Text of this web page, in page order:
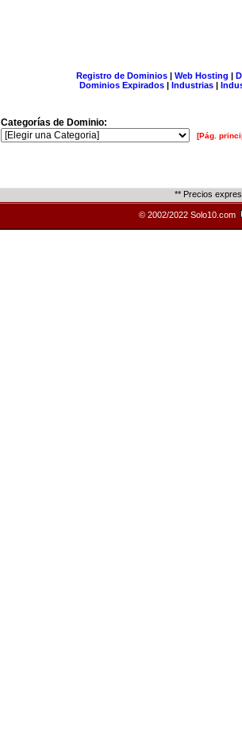
Registro de Dominios| Web Hosting |
Dominios Expirados | Industrias |
Categorías de Dominio:
[Pág.
** Precios
© 2002/2022 Solo10.com